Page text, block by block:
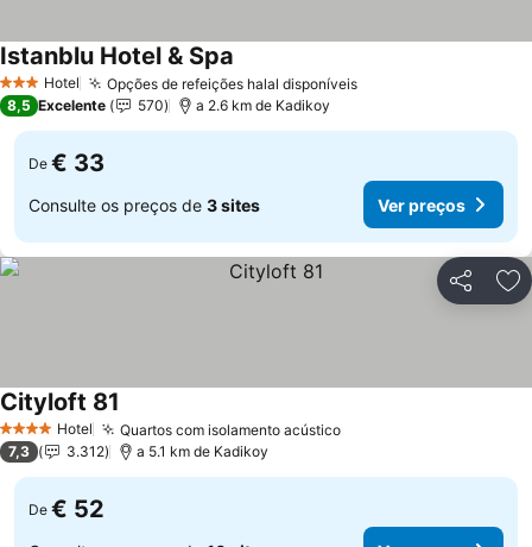
3 EstrelasHotel Opções de refeições halal disponíveis
Istanblu Hotel & Spa
8,5 Excelente 570 a 2.6 km de Kadikoy
De € 33
Consulte os preços de 3 sites Ver preços
Partilhar
4 EstrelasHotel Quartos com isolamento acústico
Cityloft 81
7,3 3.312 a 5.1 km de Kadikoy
De € 52